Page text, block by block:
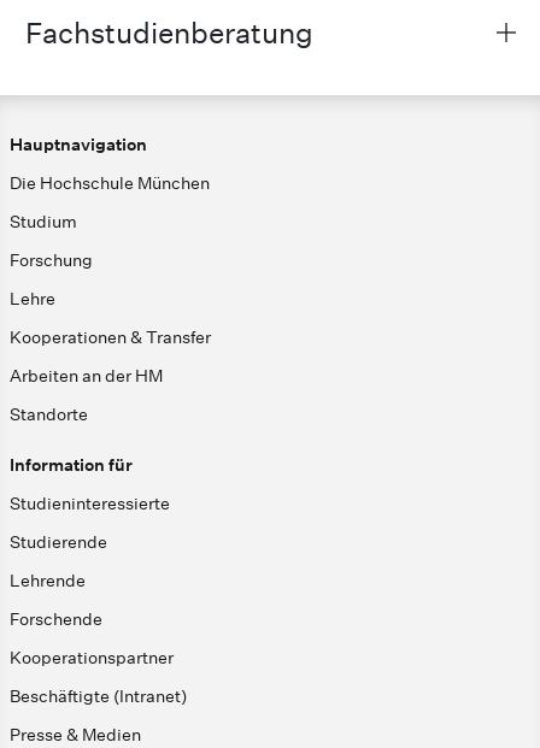
Fachstudienberatung
Hauptnavigation
Die Hochschule München
Studium
Forschung
Lehre
Kooperationen & Transfer
Arbeiten an der HM
Standorte
Information für
Studieninteressierte
Studierende
Lehrende
Forschende
Kooperationspartner
Beschäftigte (Intranet)
Presse & Medien